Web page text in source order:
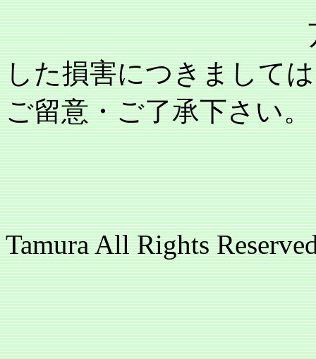
万が一記載
した損害につきまして
ご留意・ご了承下さい。
Tamura All Rights